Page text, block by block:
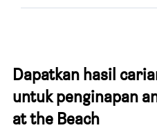
Dapatkan hasil
untuk penginapan
at the Beach